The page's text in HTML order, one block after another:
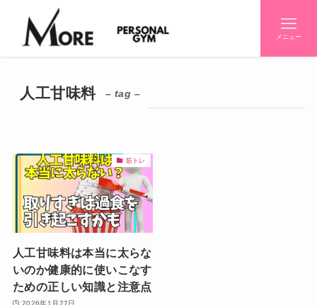
メニュー
人工甘味料 – tag –
筋トレ
人工甘味料は本当に太らな
いのか健康的に使いこなす
ための正しい知識と注意点
2026年1月27日